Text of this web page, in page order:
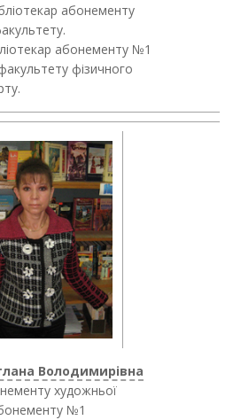
абонементу
абонементу №1
фізичного
Володимирівна
художньої
№1